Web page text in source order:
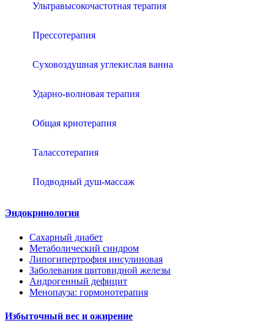
Ультравысокочастотная терапия
Прессотерапия
Суховоздушная углекислая ванна
Ударно-волновая терапия
Общая криотерапия
Талассотерапия
Подводный душ-массаж
Эндокринология
Сахарный диабет
Метаболический синдром
Липогипертрофия инсулиновая
Заболевания щитовидной железы
Андрогенный дефицит
Менопауза: гормонотерапия
Избыточный вес и ожирение